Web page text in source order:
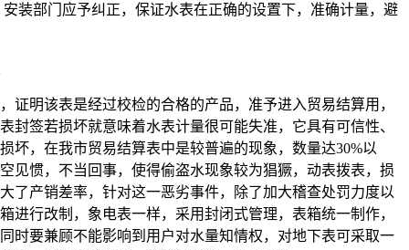
装部门应予纠正，保证水表在正确的设置下，准确计量，避
明该表是经过校检的合格的产品，准予进入贸易结算用，
封签若损坏就意味着水表计量很可能失准，它具有可信性、
坏，在我市贸易结算表中是较普遍的现象，数量达30%以
见惯，不当回事，使得偷盗水现象较为猖獗，动表拨表，损
了产销差率，针对这一恶劣事件，除了加大稽查处罚力度以
进行改制，象电表一样，采用封闭式管理，表箱统一制作，
时要兼顾不能影响到用户对水量知情权，对地下表可采取一